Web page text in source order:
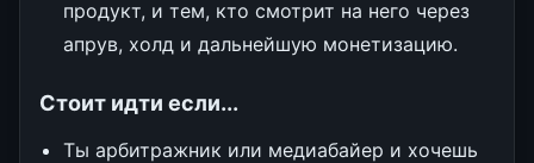
продукт, и тем, кто смотрит на него через
апрув, холд и дальнейшую монетизацию.
Стоит идти если...
Ты арбитражник или медиабайер и хочешь